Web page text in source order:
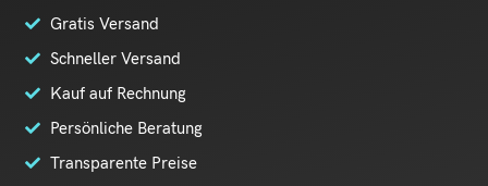
Gratis Versand
Schneller Versand
Kauf auf Rechnung
Persönliche Beratung
Transparente Preise